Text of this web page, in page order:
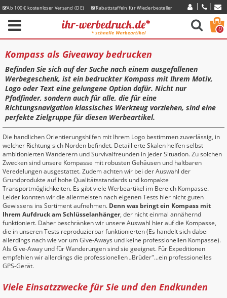
Ab 100 € kostenloser Versand (DE)
Rabattstaffeln für Wiederbesteller
0
Kompass als Giveaway bedrucken
Befinden Sie sich auf der Suche nach einem ausgefallenen
Werbegeschenk, ist ein bedruckter Kompass mit Ihrem Motiv,
Logo oder Text eine gelungene Option dafür. Nicht nur
Pfadfinder, sondern auch für alle, die für eine
Richtungsnavigation klassisches Werkzeug vorziehen, sind eine
perfekte Zielgruppe für diesen Werbeartikel.
Die handlichen Orientierungshilfen mit Ihrem Logo bestimmen zuverlässig, in
welcher Richtung sich Norden befindet. Detaillierte Skalen helfen selbst
ambitionierten Wanderern und Survivalfreunden in jeder Situation. Zu solchen
Zwecken sind unsere Kompasse mit robusten Gehäusen und haltbaren
Veredelungen ausgestattet. Zudem achten wir bei der Auswahl der
Grundprodukte auf hohe Qualitätsstandards und kompakte
Transportmöglichkeiten. Es gibt viele Werbeartikel im Bereich Kompasse.
Leider konnten wir die allermeisten nach eigenen Tests hier nicht guten
Gewissens ins Sortiment aufnehmen. Denn was bringt ein Kompass mit
Ihrem Aufdruck am Schlüsselanhänger, der nicht einmal annähernd
funktioniert. Daher beschränken wir unsere Auswahl hier auf die Kompasse,
die in unseren Tests reproduzierbar funktionierten (Es handelt sich dabei
allerdings nach wie vor um Give-Aways und keine professionellen Kompasse).
Als Give-Away und für Wanderungen sind sie geeignet. Für Expeditionen
empfehlen wir allerdings die professionellen „Brüder"...ein professionelles
GPS-Gerät.
Viele Einsatzzwecke für Sie und den Endkunden